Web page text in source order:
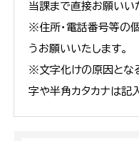
当課まで直接お願いい
※住所・電話番号等の
うお願いいたします。
※文字化けの原因とな
字や半角カタカナは記